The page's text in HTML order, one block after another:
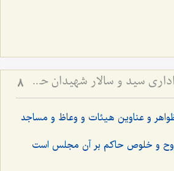
کیفیت و آداب عزاداری سید و سالار شهیدان حضرت أباعبداللَه الحسین علیه السلام 8
ظواهر و عناوین هیئات و وعاظ و مساجد
روح و خلوص حاکم بر آن مجلس است